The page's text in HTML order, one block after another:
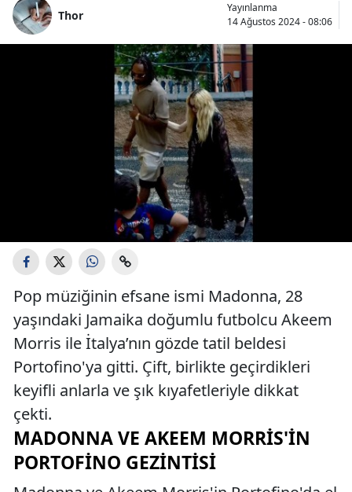
Thor
Yayınlanma
14 Ağustos 2024 - 08:06
Pop müziğinin efsane ismi Madonna, 28
yaşındaki Jamaika doğumlu futbolcu Akeem
Morris ile İtalya’nın gözde tatil beldesi
Portofino'ya gitti. Çift, birlikte geçirdikleri
keyifli anlarla ve şık kıyafetleriyle dikkat
çekti.
MADONNA VE AKEEM MORRIS'IN
PORTOFINO GEZINTISI